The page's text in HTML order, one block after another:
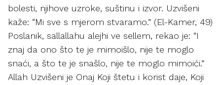
bolesti, njihove uzroke, suštinu i izvor. Uzvišeni
kaže: “Mi sve s mjerom stvaramo.” (El-Kamer, 49)
Poslanik, sallallahu alejhi ve sellem, rekao je: “I
znaj da ono što te je mimoišlo, nije te moglo
snaći, a što te je snašlo, nije te moglo mimoići.”
Allah Uzvišeni je Onaj Koji štetu i korist daje, Koji